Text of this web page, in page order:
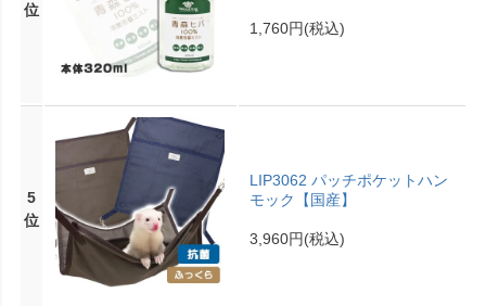
位
1,760円(税込)
5
位
LIP3062 パッチポケットハン
モック【国産】
3,960円(税込)